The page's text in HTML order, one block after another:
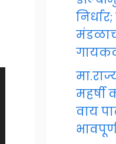
महर्षी
वाय